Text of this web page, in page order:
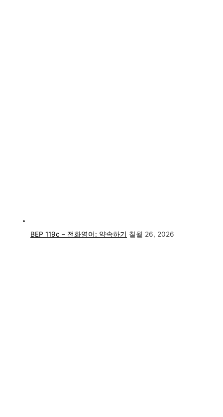
BEP 119c – 전화영어: 약속하기 칠월 26, 2026